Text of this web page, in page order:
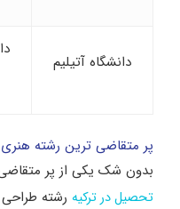
دانشگاه آتیلیم
پر متقاضی ترین رشته هنری
بدون شک یکی از پر
تحصیل در ترکیه رشته